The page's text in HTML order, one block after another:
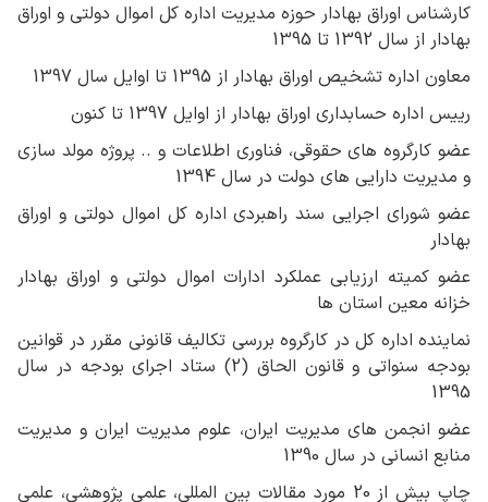
کارشناس اوراق بهادار حوزه مدیریت اداره کل اموال دولتی و اوراق
بهادار از سال 1392 تا 1395
معاون اداره تشخیص اوراق بهادار از 1395 تا اوایل سال 1397
رییس اداره حسابداری اوراق بهادار از اوایل 1397 تا کنون
عضو کارگروه های حقوقی، فناوری اطلاعات و .. پروژه مولد سازی
و مدیریت دارایی های دولت در سال 1394
عضو شورای اجرایی سند راهبردی اداره کل اموال دولتی و اوراق
بهادار
عضو کمیته ارزیابی عملکرد ادارات اموال دولتی و اوراق بهادار
خزانه معین استان ها
نماینده اداره کل در کارگروه بررسی تکالیف قانونی مقرر در قوانین
بودجه سنواتی و قانون الحاق (2) ستاد اجرای بودجه در سال
1395
عضو انجمن های مدیریت ایران، علوم مدیریت ایران و مدیریت
منابع انسانی در سال 1390
چاپ بیش از 20 مورد مقالات بین المللی، علمی پژوهشی، علمی